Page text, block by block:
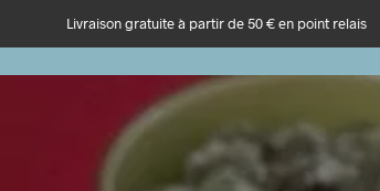
Livraison gratuite à partir de 50 € en point relais